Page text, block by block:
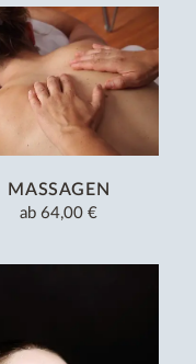
MASSAGEN
ab 64,00 €